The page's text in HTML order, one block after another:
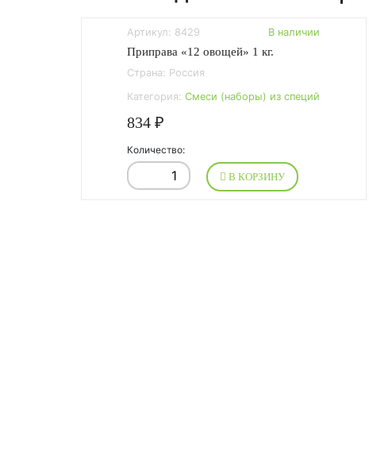
Артикул: 8429 В наличии
Приправа «12 овощей» 1 кг.
Страна: Россия
Категория:Смеси (наборы) из специй
834 ₽
Количество:
В КОРЗИНУ